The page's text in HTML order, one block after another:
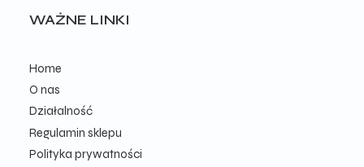
WAŻNE LINKI
Home
O nas
Działalność
Regulamin sklepu
Polityka prywatności